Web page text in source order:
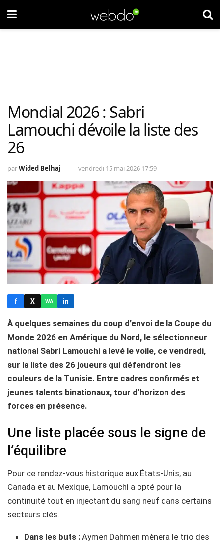
Mondial 2026 : Sabri
Lamouchi dévoile la liste des
26
parWided Belhaj vendredi 15 mai 2026 17:59
f X WA in
À quelques semaines du coup d’envoi de la Coupe du
Monde 2026 en Amérique du Nord, le sélectionneur
national Sabri Lamouchi a levé le voile, ce vendredi,
sur la liste des 26 joueurs qui défendront les
couleurs de la Tunisie. Entre cadres confirmés et
jeunes talents binationaux, tour d’horizon des
forces en présence.
Une liste placée sous le signe de
l’équilibre
Pour ce rendez-vous historique aux États-Unis, au
Canada et au Mexique, Lamouchi a opté pour la
continuité tout en injectant du sang neuf dans certains
secteurs clés.
Dans les buts : Aymen Dahmen mènera le trio des